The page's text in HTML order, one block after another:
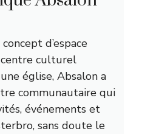
d’espace
culturel
église, Absalon a
communautaire qui
événements et
sans doute le